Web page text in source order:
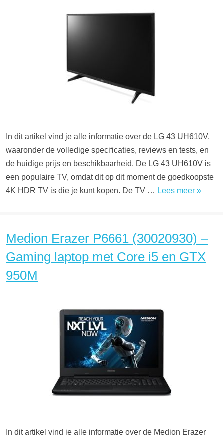
In dit artikel vind je alle informatie over de LG 43 UH610V,
waaronder de volledige specificaties, reviews en tests, en
de huidige prijs en beschikbaarheid. De LG 43 UH610V is
een populaire TV, omdat dit op dit moment de goedkoopste
4K HDR TV is die je kunt kopen. De TV … Lees meer »
Medion Erazer P6661 (30020930) –
Gaming laptop met Core i5 en GTX
950M
In dit artikel vind je alle informatie over de Medion Erazer